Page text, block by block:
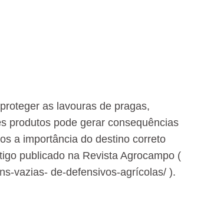
as lavouras de pragas,
produtos pode gerar consequências
a importância do destino correto
publicado na Revista Agrocampo (
vazias- de-defensivos-agrícolas/ ).